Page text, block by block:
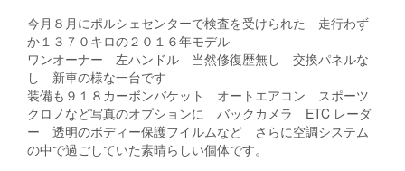
今月８月にポルシェセンターで検査を受けられた 走行わず
か１３７０キロの２０１６年モデル
ワンオーナー 左ハンドル 当然修復歴無し 交換パネルな
し 新車の様な一台です
装備も９１８カーボンバケット オートエアコン スポーツ
クロノなど写真のオプションに バックカメラ ETC レーダ
ー 透明のボディー保護フイルムなど さらに空調システム
の中で過ごしていた素晴らしい個体です。